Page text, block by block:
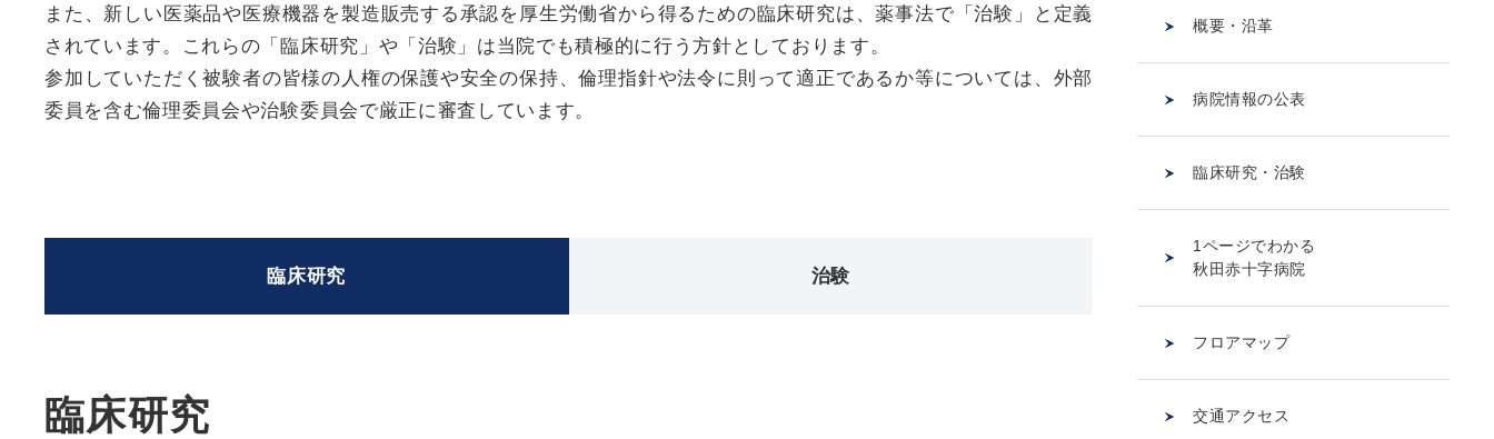
また、新しい医薬品や医療機器を製造販売する承認を厚生労働省から得るための臨床研究は、薬事法で「治験」と定義
されています。これらの「臨床研究」や「治験」は当院でも積極的に行う方針としております。
参加していただく被験者の皆様の人権の保護や安全の保持、倫理指針や法令に則って適正であるか等については、外部
委員を含む倫理委員会や治験委員会で厳正に審査しています。
臨床研究 治験
臨床研究
概要・沿革
病院情報の公表
臨床研究・治験
1ページでわかる
秋田赤十字病院
フロアマップ
交通アクセス